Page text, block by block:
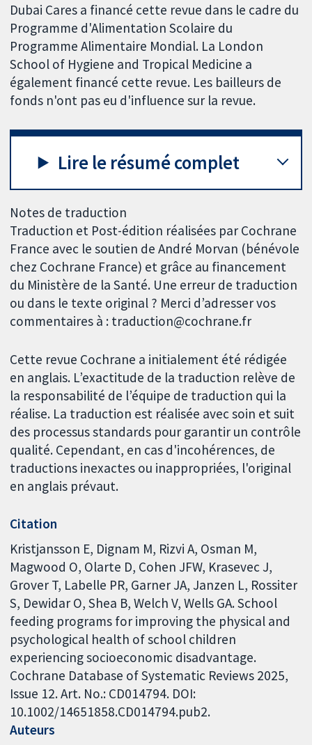
Dubai Cares a financé cette revue dans le cadre du
Programme d'Alimentation Scolaire du
Programme Alimentaire Mondial. La London
School of Hygiene and Tropical Medicine a
également financé cette revue. Les bailleurs de
fonds n'ont pas eu d'influence sur la revue.
Lire le résumé complet
Notes de traduction
Traduction et Post-édition réalisées par Cochrane
France avec le soutien de André Morvan (bénévole
chez Cochrane France) et grâce au financement
du Ministère de la Santé. Une erreur de traduction
ou dans le texte original ? Merci d’adresser vos
commentaires à : traduction@cochrane.fr
Cette revue Cochrane a initialement été rédigée
en anglais. L’exactitude de la traduction relève de
la responsabilité de l’équipe de traduction qui la
réalise. La traduction est réalisée avec soin et suit
des processus standards pour garantir un contrôle
qualité. Cependant, en cas d'incohérences, de
traductions inexactes ou inappropriées, l'original
en anglais prévaut.
Citation
Kristjansson E, Dignam M, Rizvi A, Osman M,
Magwood O, Olarte D, Cohen JFW, Krasevec J,
Grover T, Labelle PR, Garner JA, Janzen L, Rossiter
S, Dewidar O, Shea B, Welch V, Wells GA. School
feeding programs for improving the physical and
psychological health of school children
experiencing socioeconomic disadvantage.
Cochrane Database of Systematic Reviews 2025,
Issue 12. Art. No.: CD014794. DOI:
10.1002/14651858.CD014794.pub2.
Auteurs